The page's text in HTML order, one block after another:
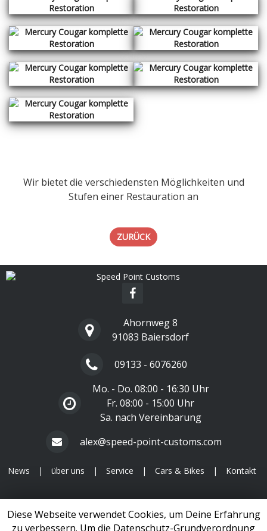
Wir bietet die verschiedensten Möglichkeiten und
Stufen einer Restauration an
ZURÜCK
Ahornweg 8
91083 Baiersdorf
09133 - 6076260
Mo. - Do. 08:00 - 16:30 Uhr
Fr. 08:00 - 15:00 Uhr
Sa. nach Vereinbarung
alex@speed-point-customs.com
News | über uns | Service | Cars & Bikes | Kontakt
1999 - 2026 Copyright
Speed Point Customs
Impressum
| Datenschutzerklärung
Diese Webseite verwendet Cookies, um Deine Erfahrung
zu verbessern. Um die Datenschutz-Grundverordnung